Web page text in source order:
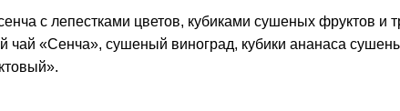
с лепестками цветов, кубиками сушеных фруктов и
«Cенча», сушеный виноград, кубики ананаса